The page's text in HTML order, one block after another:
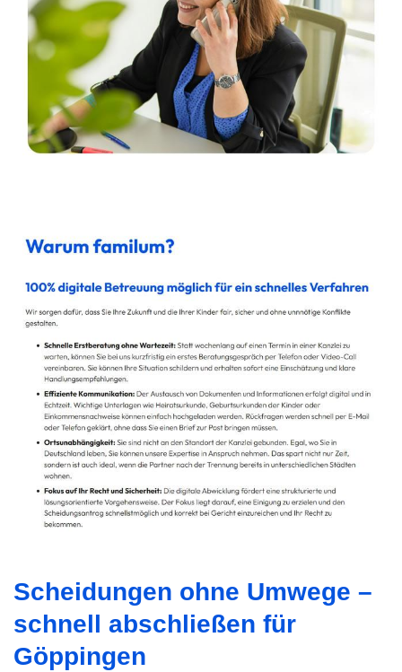
Scheidungen ohne Umwege –
schnell abschließen für
Göppingen